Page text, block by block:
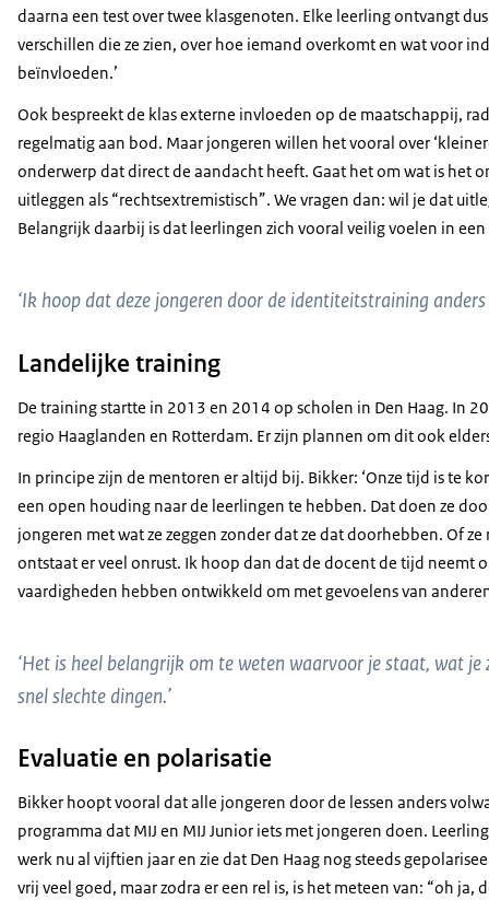
daarna een test over twee klasgenoten. Elke leerling ontvangt
verschillen die ze zien, over hoe iemand overkomt en wat voor
beïnvloeden.’
Ook bespreekt de klas externe invloeden op de maatschappij,
regelmatig aan bod. Maar jongeren willen het vooral over
onderwerp dat direct de aandacht heeft. Gaat het om wat is het
uitleggen als “rechtsextremistisch”. We vragen dan: wil je dat
Belangrijk daarbij is dat leerlingen zich vooral veilig voelen in
‘Ik hoop dat deze jongeren door de identiteitstraining anders
Landelijke training
De training startte in 2013 en 2014 op scholen in Den Haag. In
regio Haaglanden en Rotterdam. Er zijn plannen om dit ook
In principe zijn de mentoren er altijd bij. Bikker: ‘Onze tijd is te
een open houding naar de leerlingen te hebben. Dat doen ze
jongeren met wat ze zeggen zonder dat ze dat doorhebben. Of
ontstaat er veel onrust. Ik hoop dan dat de docent de tijd
vaardigheden hebben ontwikkeld om met gevoelens van
‘Het is heel belangrijk om te weten waarvoor je staat, wat
snel slechte dingen.’
Evaluatie en polarisatie
Bikker hoopt vooral dat alle jongeren door de lessen anders
programma dat MIJ en MIJ Junior iets met jongeren doen.
werk nu al vijftien jaar en zie dat Den Haag nog steeds
vrij veel goed, maar zodra er een rel is, is het meteen van: “oh